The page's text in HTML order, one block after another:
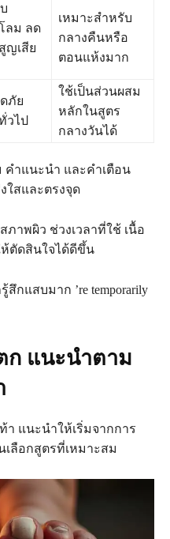
ลม ลด
ญเสีย
เหมาะสำหรับ
กลางคืนหรือ
ตอนแห้งมาก
ภัย
วไป
ใช้เป็นส่วนผสม
หลักในสูตร
กลางวันได้
คำแนะนำ และคำเตือน
ใสและตรงจุด
ภาพผิว ช่วงเวลาที่ใช้ เนื้อ
ตัดสินใจได้ดีขึ้น
กแสบมาก ’re temporarily
ก แนะนำตาม
แนะนำให้เริ่มจากการ
ลือกสูตรที่เหมาะสม